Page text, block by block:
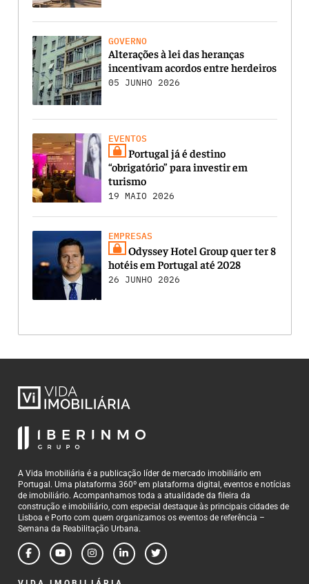
GOVERNO
Alterações à lei das heranças
incentivam acordos entre herdeiros
05 JUNHO 2026
EVENTOS
Portugal já é destino
“obrigatório” para investir em
turismo
19 MAIO 2026
EMPRESAS
Odyssey Hotel Group quer ter 8
hotéis em Portugal até 2028
26 JUNHO 2026
A Vida Imobiliária é a publicação líder de mercado imobiliário em
Portugal. Uma plataforma 360º em plataforma digital, eventos e notícias
de imobiliário. Acompanhamos toda a atualidade da fileira da
construção e imobiliário, com especial destaque às principais cidades de
Lisboa e Porto com quem organizamos os eventos de referência –
Semana da Reabilitação Urbana.